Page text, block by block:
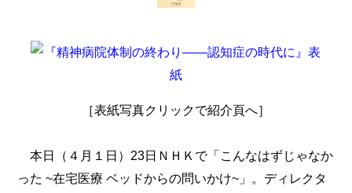
［表紙写真クリックで紹介頁へ］
本日（４月１日）23日ＮＨＫで「こんなはずじゃなか
った ~在宅医療 ベッドからの問いかけ~」。ディレクタ